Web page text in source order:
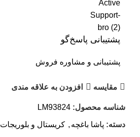
پشتیبانی پاسخ‌گو
پشتیبانی و مشاوره فروش
مقایسه افزودن به علاقه مندی
شناسه محصول: LM93824
دسته: پاشا باغچه , کریستال و بلوریجات